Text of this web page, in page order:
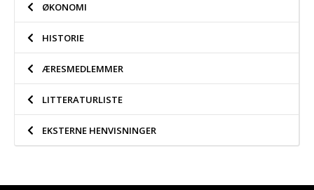
ØKONOMI
HISTORIE
ÆRESMEDLEMMER
LITTERATURLISTE
EKSTERNE HENVISNINGER